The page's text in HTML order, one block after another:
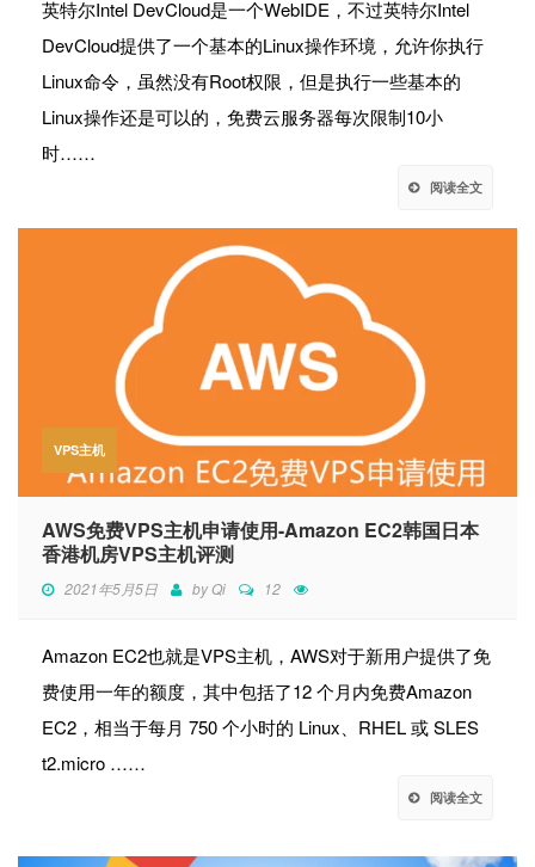
英特尔Intel DevCloud是一个WebIDE，不过英特尔Intel
DevCloud提供了一个基本的Linux操作环境，允许你执行
Linux命令，虽然没有Root权限，但是执行一些基本的
Linux操作还是可以的，免费云服务器每次限制10小
时……
阅读全文
VPS主机
AWS免费VPS主机申请使用-Amazon EC2韩国日本
香港机房VPS主机评测
2021年5月5日 byQi 12
Amazon EC2也就是VPS主机，AWS对于新用户提供了免
费使用一年的额度，其中包括了12 个月内免费Amazon
EC2，相当于每月 750 个小时的 Linux、RHEL 或 SLES
t2.micro ……
阅读全文